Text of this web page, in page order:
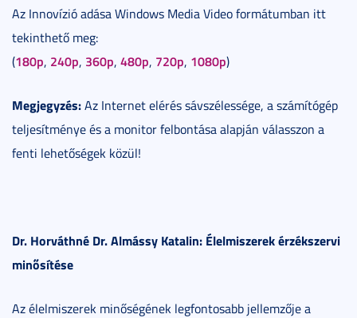
Az Innovízió adása Windows Media Video formátumban itt
tekinthető meg:
(180p, 240p, 360p, 480p, 720p, 1080p)
Megjegyzés:Az Internet elérés sávszélessége, a számítógép
teljesítménye és a monitor felbontása alapján válasszon a
fenti lehetőségek közül!
Dr. Horváthné Dr. Almássy Katalin: Élelmiszerek érzékszervi
minősítése
Az élelmiszerek minőségének legfontosabb jellemzője a